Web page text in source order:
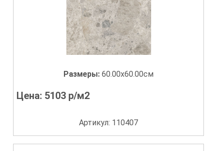
Размеры: 60.00x60.00см
Цена: 5103 р/м2
Артикул: 110407